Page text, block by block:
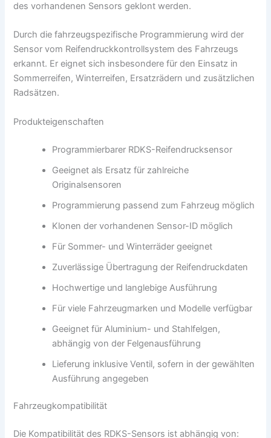
des vorhandenen Sensors geklont werden.
Durch die fahrzeugspezifische Programmierung wird der
Sensor vom Reifendruckkontrollsystem des Fahrzeugs
erkannt. Er eignet sich insbesondere für den Einsatz in
Sommerreifen, Winterreifen, Ersatzrädern und zusätzlichen
Radsätzen.
Produkteigenschaften
Programmierbarer RDKS-Reifendrucksensor
Geeignet als Ersatz für zahlreiche
Originalsensoren
Programmierung passend zum Fahrzeug möglich
Klonen der vorhandenen Sensor-ID möglich
Für Sommer- und Winterräder geeignet
Zuverlässige Übertragung der Reifendruckdaten
Hochwertige und langlebige Ausführung
Für viele Fahrzeugmarken und Modelle verfügbar
Geeignet für Aluminium- und Stahlfelgen,
abhängig von der Felgenausführung
Lieferung inklusive Ventil, sofern in der gewählten
Ausführung angegeben
Fahrzeugkompatibilität
Die Kompatibilität des RDKS-Sensors ist abhängig von: